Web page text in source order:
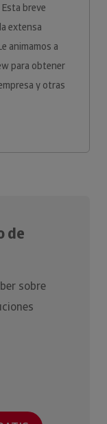
breve
extensa
animamos a
para obtener
y otras
de
sobre